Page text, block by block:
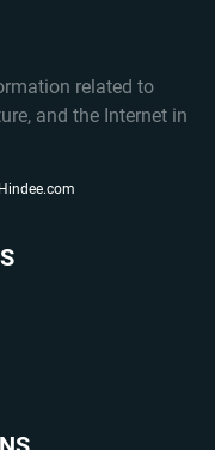
related to
and the Internet in